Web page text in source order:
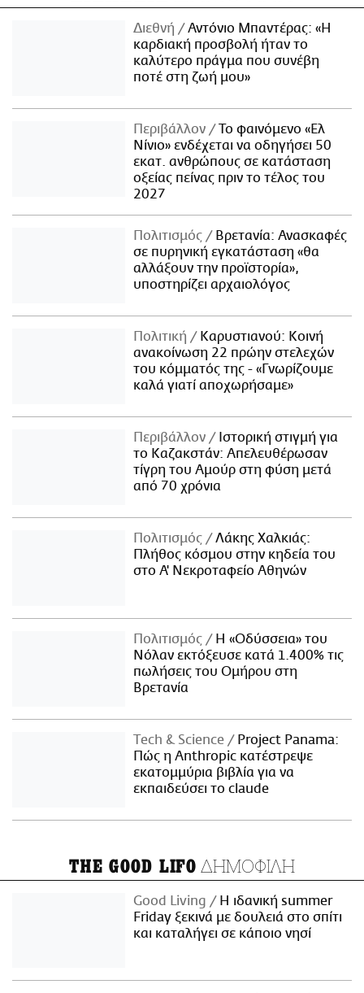
Διεθνή
Αντόνιο Μπαντέρας: «Η
καρδιακή προσβολή ήταν το
καλύτερο πράγμα που συνέβη
ποτέ στη ζωή μου»
Περιβάλλον
Το φαινόμενο «Ελ
Νίνιο» ενδέχεται να οδηγήσει 50
εκατ. ανθρώπους σε κατάσταση
οξείας πείνας πριν το τέλος του
2027
Πολιτισμός
Βρετανία: Ανασκαφές
σε πυρηνική εγκατάσταση «θα
αλλάξουν την προϊστορία»,
υποστηρίζει αρχαιολόγος
Πολιτική
Καρυστιανού: Κοινή
ανακοίνωση 22 πρώην στελεχών
του κόμματός της - «Γνωρίζουμε
καλά γιατί αποχωρήσαμε»
Περιβάλλον
Ιστορική στιγμή για
το Καζακστάν: Απελευθέρωσαν
τίγρη του Αμούρ στη φύση μετά
από 70 χρόνια
Πολιτισμός
Λάκης Χαλκιάς:
Πλήθος κόσμου στην κηδεία του
στο Α' Νεκροταφείο Αθηνών
Πολιτισμός
Η «Οδύσσεια» του
Νόλαν εκτόξευσε κατά 1.400% τις
πωλήσεις του Ομήρου στη
Βρετανία
Τech & Science
Project Panama:
Πώς η Anthropic κατέστρεψε
εκατομμύρια βιβλία για να
εκπαιδεύσει το claude
THE GOOD LIFO ΔΗΜΟΦΙΛΗ
Good Living
Η ιδανική summer
Friday ξεκινά με δουλειά στο σπίτι
και καταλήγει σε κάποιο νησί